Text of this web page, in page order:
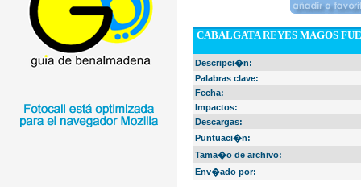
CABALGATA REYES MAGOS
Descripci�n:
Palabras clave:
Fecha:
Impactos:
Descargas:
Puntuaci�n:
Tama�o de archivo:
Env�ado por: